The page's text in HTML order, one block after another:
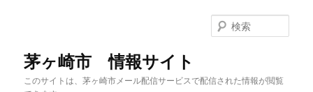
茅ヶ崎市 情報サイト
このサイトは、茅ヶ崎市メール配信サービスで配信された情報が閲覧
索